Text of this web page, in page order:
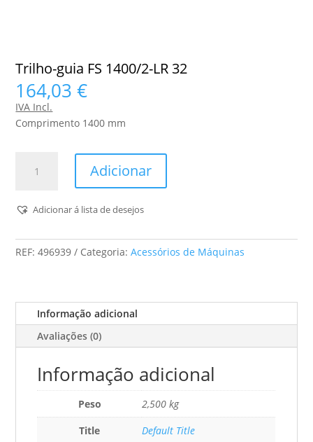
Trilho-guia FS 1400/2-LR 32
164,03€
IVA Incl.
Comprimento 1400 mm
guia
1400/2-
LR
Adicionar
Adicionar á lista de desejos
REF:496939 Categoria:Acessórios de Máquinas
Informação adicional
Avaliações (0)
Informação adicional
Peso
2,500 kg
Title
Default Title